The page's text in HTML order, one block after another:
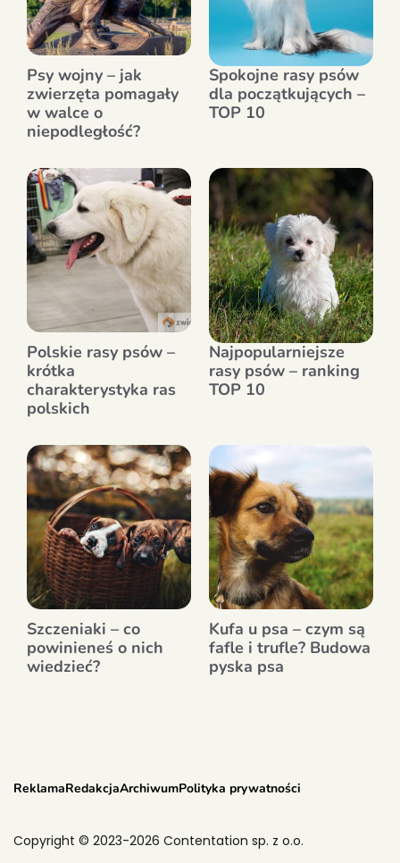
Psy wojny – jak
zwierzęta pomagały
w walce o
niepodległość?
Spokojne rasy psów
dla początkujących –
TOP 10
Polskie rasy psów –
krótka
charakterystyka ras
polskich
Najpopularniejsze
rasy psów – ranking
TOP 10
Szczeniaki – co
powinieneś o nich
wiedzieć?
Kufa u psa – czym są
fafle i trufle? Budowa
pyska psa
ReklamaRedakcjaArchiwumPolityka prywatności
Copyright © 2023-2026 Contentation sp. z o.o.